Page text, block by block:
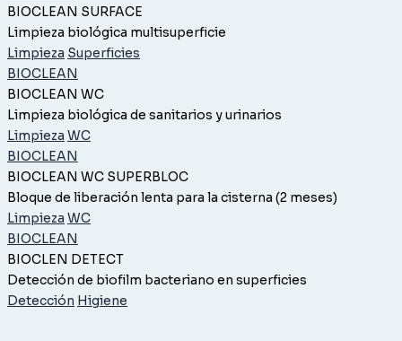
BIOCLEAN SURFACE
Limpieza biológica multisuperficie
Limpieza Superficies
BIOCLEAN
BIOCLEAN WC
Limpieza biológica de sanitarios y urinarios
Limpieza WC
BIOCLEAN
BIOCLEAN WC SUPERBLOC
Bloque de liberación lenta para la cisterna (2 meses)
Limpieza WC
BIOCLEAN
BIOCLEN DETECT
Detección de biofilm bacteriano en superficies
Detección Higiene